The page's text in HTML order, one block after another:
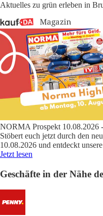
Aktuelles zu grün erleben in
NORMA Prospekt 10.08.2026
Stöbert euch jetzt durch den
10.08.2026 und entdeckt
Jetzt lesen
Geschäfte in der Nähe